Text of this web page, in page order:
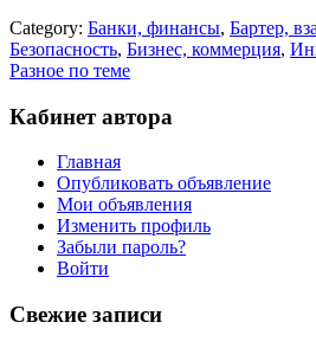
Category: Банки, финансы, Бартер,
Безопасность, Бизнес, коммерция,
Разное по теме
Кабинет автора
Главная
Опубликовать объявление
Мои объявления
Изменить профиль
Забыли пароль?
Войти
Свежие записи